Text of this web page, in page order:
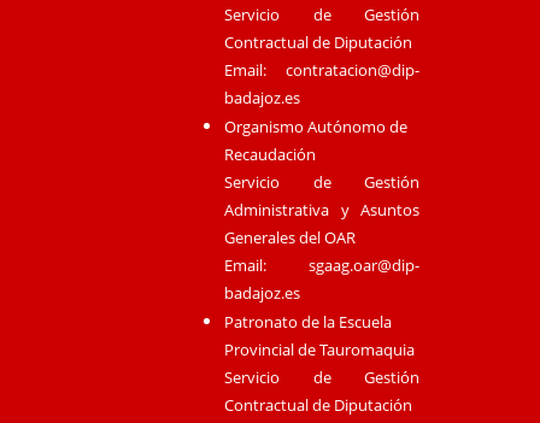
Servicio de Gestión
Contractual de Diputación
Email:contratacion@dip-
badajoz.es
Organismo Autónomo de
Recaudación
Servicio de Gestión
Administrativa y Asuntos
Generales del OAR
Email:sgaag.oar@dip-
badajoz.es
Patronato de la Escuela
Provincial de Tauromaquia
Servicio de Gestión
Contractual de Diputación